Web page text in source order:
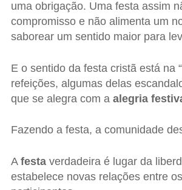
uma obrigação. Uma festa assim
compromisso e não alimenta um
saborear um sentido maior para
E o sentido da festa cristã está na “
refeições, algumas delas
que se alegra com a alegria
Fazendo a festa, a comunidade
A festaverdadeira é lugar da
estabelece novas relações entre